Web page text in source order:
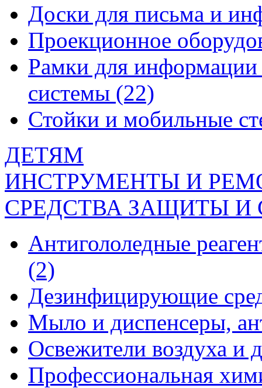
Доски для письма и
Проекционное
Рамки для
системы (22)
Стойки и мобильные
ДЕТЯМ
ИНСТРУМЕНТЫ И
СРЕДСТВА ЗАЩИТЫ
Антигололедные
(2)
Дезинфицирующие
Мыло и диспенсеры,
Освежители воздуха и
Профессиональная